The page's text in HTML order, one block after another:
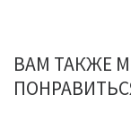
ВАМ ТАКЖЕ